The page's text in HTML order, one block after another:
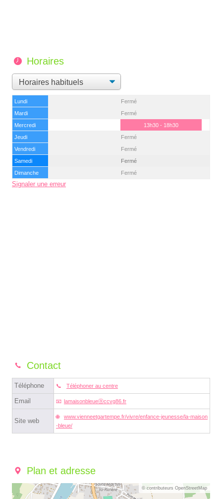
Horaires
Lundi
Fermé
Mardi
Fermé
Mercredi
13h30 - 18h30
Jeudi
Fermé
Vendredi
Fermé
Samedi
Fermé
Dimanche
Fermé
Signaler une erreur
Contact
Téléphone Téléphoner au centre
Email lamaisonbleueⓐccvg86.fr
Site web
www.vienneetgartempe.fr/vivre/enfance-jeunesse/la-maison
-bleue/
Plan et adresse
© contributeurs OpenStreetMap